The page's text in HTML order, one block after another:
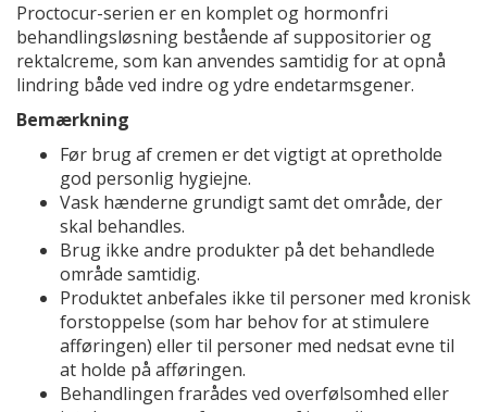
Proctocur-serien er en komplet og hormonfri
behandlingsløsning bestående af suppositorier og
rektalcreme, som kan anvendes samtidig for at opnå
lindring både ved indre og ydre endetarmsgener.
Bemærkning
Før brug af cremen er det vigtigt at opretholde
god personlig hygiejne.
Vask hænderne grundigt samt det område, der
skal behandles.
Brug ikke andre produkter på det behandlede
område samtidig.
Produktet anbefales ikke til personer med kronisk
forstoppelse (som har behov for at stimulere
afføringen) eller til personer med nedsat evne til
at holde på afføringen.
Behandlingen frarådes ved overfølsomhed eller